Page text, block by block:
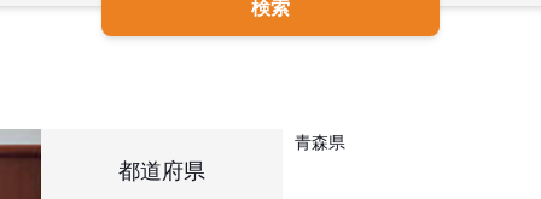
検索
都道府県
青森県